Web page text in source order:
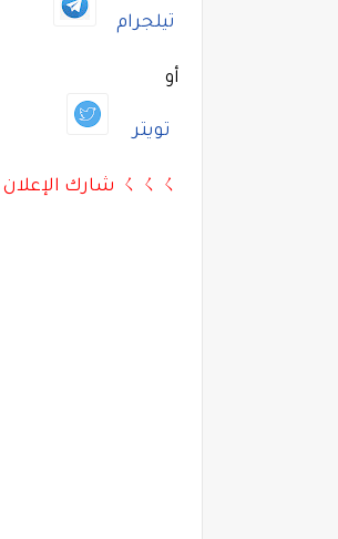
تيلجرام
أو
تويتر
ㄑㄑㄑ شارك الإعلان مع المعارف والأصدقاء بالأسفل